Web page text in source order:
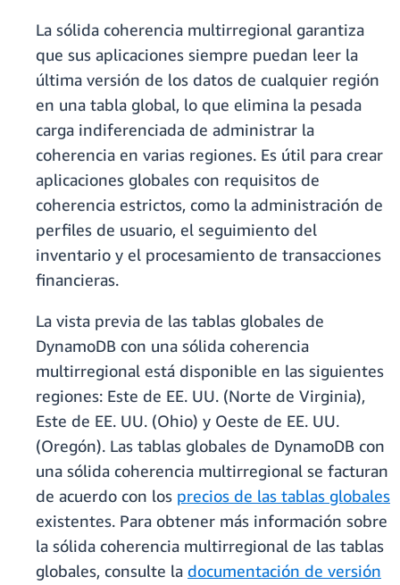
La sólida coherencia multirregional garantiza
que sus aplicaciones siempre puedan leer la
última versión de los datos de cualquier región
en una tabla global, lo que elimina la pesada
carga indiferenciada de administrar la
coherencia en varias regiones. Es útil para crear
aplicaciones globales con requisitos de
coherencia estrictos, como la administración de
perfiles de usuario, el seguimiento del
inventario y el procesamiento de transacciones
financieras.
La vista previa de las tablas globales de
DynamoDB con una sólida coherencia
multirregional está disponible en las siguientes
regiones: Este de EE. UU. (Norte de Virginia),
Este de EE. UU. (Ohio) y Oeste de EE. UU.
(Oregón). Las tablas globales de DynamoDB con
una sólida coherencia multirregional se facturan
de acuerdo con los precios de las tablas globales
existentes. Para obtener más información sobre
la sólida coherencia multirregional de las tablas
globales, consulte la documentación de versión